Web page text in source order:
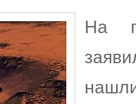
На